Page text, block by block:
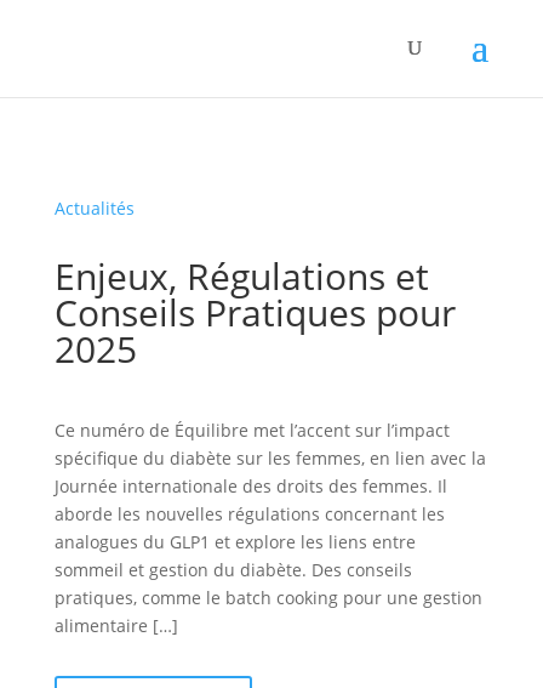
Actualités
Enjeux, Régulations et
Conseils Pratiques pour
2025
Ce numéro de Équilibre met l’accent sur l’impact
spécifique du diabète sur les femmes, en lien avec la
Journée internationale des droits des femmes. Il
aborde les nouvelles régulations concernant les
analogues du GLP1 et explore les liens entre
sommeil et gestion du diabète. Des conseils
pratiques, comme le batch cooking pour une gestion
alimentaire […]